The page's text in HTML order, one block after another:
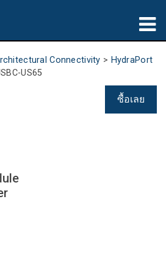
Connectivity > HydraPort
US65
ซื้อเลย